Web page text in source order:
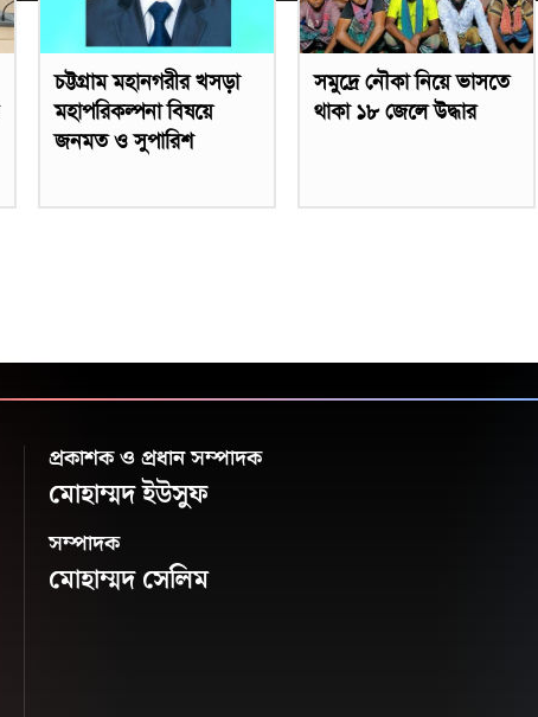
চট্টগ্রাম মহানগরীর খসড়া
মহাপরিকল্পনা বিষয়ে
জনমত ও সুপারিশ
সমুদ্রে নৌকা নিয়ে ভাসতে
থাকা ১৮ জেলে উদ্ধার
প্রকাশক ও প্রধান সম্পাদক
মোহাম্মদ ইউসুফ
সম্পাদক
মোহাম্মদ সেলিম